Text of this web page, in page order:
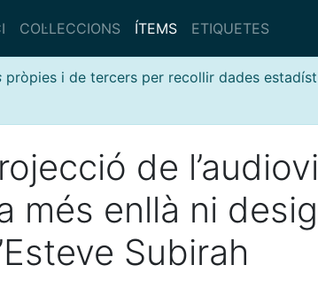
COL·LECCIONS ÍTEMS ETIQUETES
pròpies i de tercers per recollir dades
de
més enllà ni
Subirah